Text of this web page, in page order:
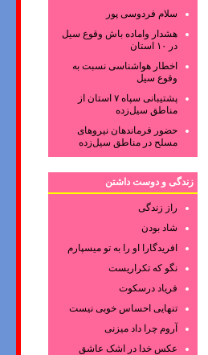
سلام فردوسی پور
هشدار واماده باش وقوع سیل
در ۱۰ استان
اخطار هواشناسی نسبت به
وقوع سیل
پشتیبانی سپاه ۷ استان از
مناطق سیل‌زده
حضور فرماندهان نیروهای
مسلح در مناطق سیل‌زده
زندگی و دوست داشتن
راز زندگی
شاد بودن
افریدگارا او را به تو میسپارم
نگو که تکراریست
فریاد درسکوت
تنهایی احساس خوبی نیست
آروم چرا داد میزنی
عکس‌ خدا در اشک‌ عاشق‌